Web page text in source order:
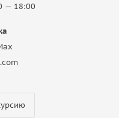
— 18:00